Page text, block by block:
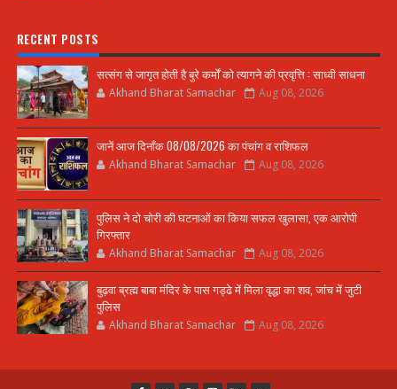
RECENT POSTS
सत्संग से जागृत होती है बुरे कर्मों को त्यागने की प्रवृत्ति : साध्वी साधना
Akhand Bharat Samachar Aug 08, 2026
जानें आज दिनाँक 08/08/2026 का पंचांग व राशिफल
Akhand Bharat Samachar Aug 08, 2026
पुलिस ने दो चोरी की घटनाओं का किया सफल खुलासा, एक आरोपी
गिरफ्तार
Akhand Bharat Samachar Aug 08, 2026
बुढ़वा ब्रह्म बाबा मंदिर के पास गड्ढे में मिला वृद्धा का शव, जांच में जुटी
पुलिस
Akhand Bharat Samachar Aug 08, 2026